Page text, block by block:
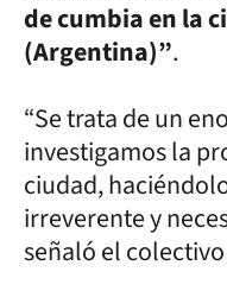
de cumbia en la
(Argentina)”.
“Se trata de un
investigamos la
ciudad,
irreverente y
señaló el